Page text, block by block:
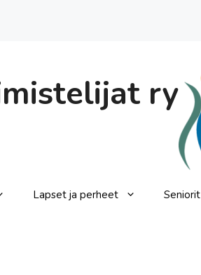
ry
Lapset ja perheet Seniorit